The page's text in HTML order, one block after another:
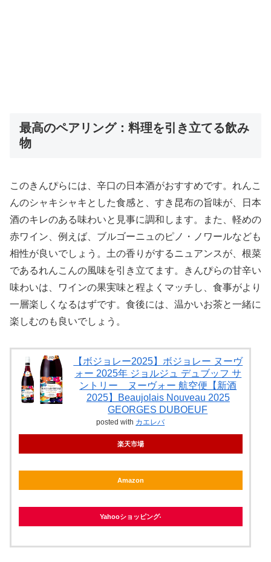
最高のペアリング：料理を引き立てる飲み
物
このきんぴらには、辛口の日本酒がおすすめです。れんこ
んのシャキシャキとした食感と、すき昆布の旨味が、日本
酒のキレのある味わいと見事に調和します。また、軽めの
赤ワイン、例えば、ブルゴーニュのピノ・ノワールなども
相性が良いでしょう。土の香りがするニュアンスが、根菜
であるれんこんの風味を引き立てます。きんぴらの甘辛い
味わいは、ワインの果実味と程よくマッチし、食事がより
一層楽しくなるはずです。食後には、温かいお茶と一緒に
楽しむのも良いでしょう。
【ボジョレー2025】ボジョレー ヌーヴ
ォー 2025年 ジョルジュ デュブッフ サ
ントリー ヌーヴォー 航空便【新酒
2025】Beaujolais Nouveau 2025
GEORGES DUBOEUF
posted with カエレバ
楽天市場
Amazon
Yahooショッピング